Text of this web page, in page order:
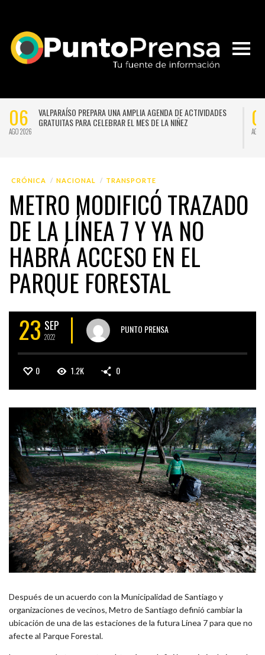
06
AGO 2026
VALPARAÍSO PREPARA UNA AMPLIA AGENDA DE ACTIVIDADES
GRATUITAS PARA CELEBRAR EL MES DE LA NIÑEZ
AGO
CRÓNICA NACIONAL TRANSPORTE
METRO MODIFICÓ TRAZADO
DE LA LÍNEA 7 Y YA NO
HABRÁ ACCESO EN EL
PARQUE FORESTAL
23 SEP
2022
PUNTO PRENSA
0 1.2K 0
Después de un acuerdo con la Municipalidad de Santiago y
organizaciones de vecinos, Metro de Santiago definió cambiar la
ubicación de una de las estaciones de la futura Línea 7 para que no
afecte al Parque Forestal.